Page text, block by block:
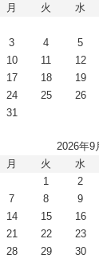
月 火 水
3 4 5
10 11 12
17 18 19
24 25 26
31
2026年9
月 火 水
1
2
7 8 9
14 15 16
21 22 23
28 29 30